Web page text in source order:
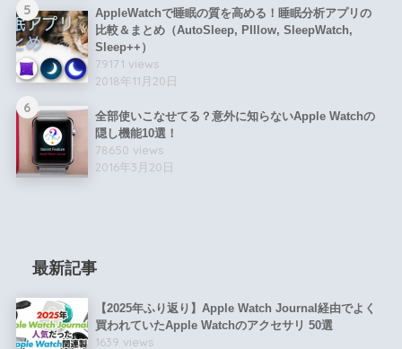
5
AppleWatchで睡眠の質を高める！睡眠分析アプリの
比較＆まとめ（AutoSleep, PIllow, SleepWatch,
Sleep++）
79171 views
2018年11月20日
6
全部使いこなせてる？意外に知らないApple Watchの
隠し機能10選！
78650 views
2016年3月20日
最新記事
【2025年ふり返り】Apple Watch Journal経由でよく
買われていたApple Watchのアクセサリ 50選
1639 views